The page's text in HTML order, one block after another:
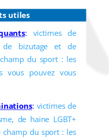
utiles
:
victimes de
de bizutage et de
du sport : les
vous pouvez vous
: victimes de
de haine LGBT+
champ du sport : les